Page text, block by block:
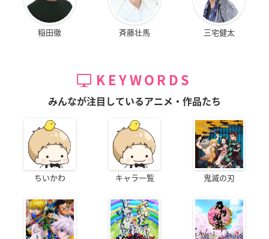
稲田徹 斉藤壮馬 三宅健太
KEYWORDS
みんなが注目しているアニメ・作品たち
ちいかわ キャラ一覧 鬼滅の刃